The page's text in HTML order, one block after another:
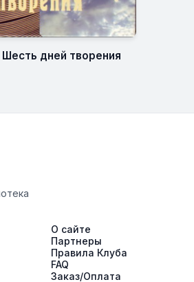
Шесть дней творения
О сайте
Партнеры
Правила Клуба
FAQ
Заказ/Оплата